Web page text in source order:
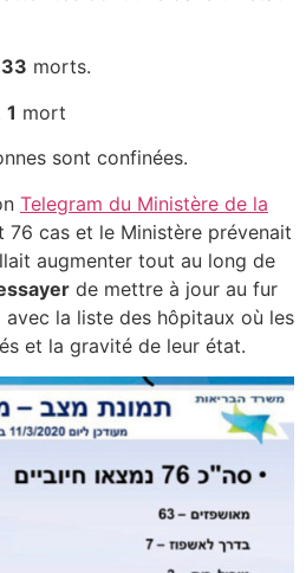
33 morts.
1 mort
sont confinées.
Telegram du Ministère de la
76 cas et le Ministère prévenait
augmenter tout au long de
de mettre à jour au fur
la liste des hôpitaux où les
et la gravité de leur état.